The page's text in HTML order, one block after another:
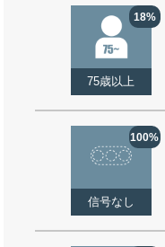
18%
75歳以上
100%
信号なし